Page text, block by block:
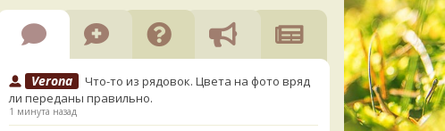
Verona
Что-то из рядовок. Цвета на фото вряд
ли переданы правильно.
1 минута назад